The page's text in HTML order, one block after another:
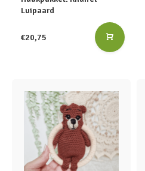
Luipaard
€20,75